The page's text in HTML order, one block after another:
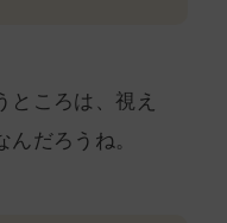
ところは、視え
だろうね。